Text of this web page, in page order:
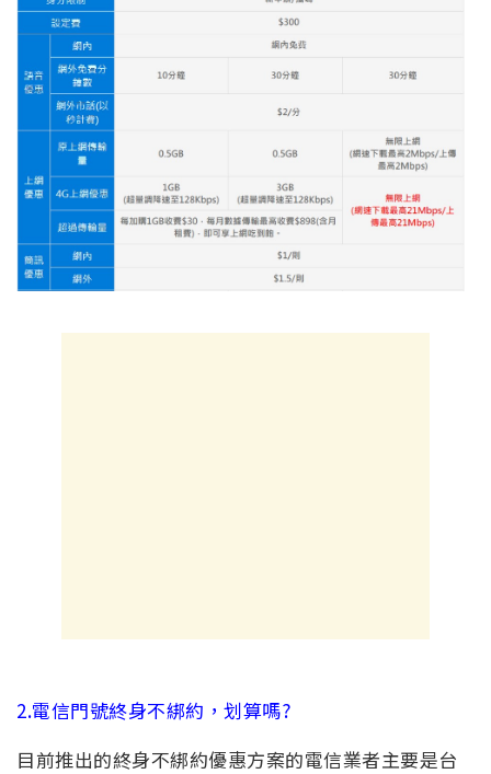
2.電信門號終身不綁約，划算嗎?
目前推出的終身不綁約優惠方案的電信業者主要是台